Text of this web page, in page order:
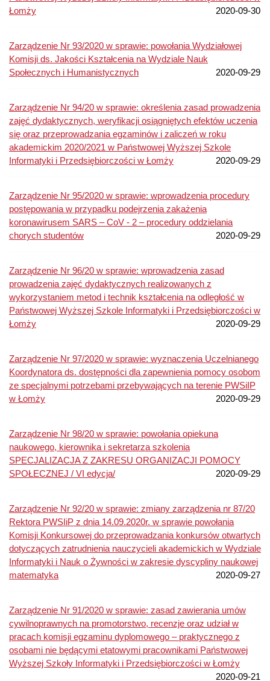
Łomży
2020-09-30
Zarządzenie Nr 93/2020 w sprawie: powołania Wydziałowej
Komisji ds. Jakości Kształcenia na Wydziale Nauk
Społecznych i Humanistycznych
2020-09-29
Zarządzenie Nr 94/20 w sprawie: określenia zasad prowadzenia
zajęć dydaktycznych, weryfikacji osiągniętych efektów uczenia
się oraz przeprowadzania egzaminów i zaliczeń w roku
akademickim 2020/2021 w Państwowej Wyższej Szkole
Informatyki i Przedsiębiorczości w Łomży
2020-09-29
Zarządzenie Nr 95/2020 w sprawie: wprowadzenia procedury
postępowania w przypadku podejrzenia zakażenia
koronawirusem SARS – CoV - 2 – procedury oddzielania
chorych studentów
2020-09-29
Zarządzenie Nr 96/20 w sprawie: wprowadzenia zasad
prowadzenia zajęć dydaktycznych realizowanych z
wykorzystaniem metod i technik kształcenia na odległość w
Państwowej Wyższej Szkole Informatyki i Przedsiębiorczości w
Łomży
2020-09-29
Zarządzenie Nr 97/2020 w sprawie: wyznaczenia Uczelnianego
Koordynatora ds. dostępności dla zapewnienia pomocy osobom
ze specjalnymi potrzebami przebywających na terenie PWSiIP
w Łomży
2020-09-29
Zarządzenie Nr 98/20 w sprawie: powołania opiekuna
naukowego, kierownika i sekretarza szkolenia
SPECJALIZACJA Z ZAKRESU ORGANIZACJI POMOCY
SPOŁECZNEJ / VI edycja/
2020-09-29
Zarządzenie Nr 92/20 w sprawie: zmiany zarządzenia nr 87/20
Rektora PWSIiP z dnia 14.09.2020r. w sprawie powołania
Komisji Konkursowej do przeprowadzania konkursów otwartych
dotyczących zatrudnienia nauczycieli akademickich w Wydziale
Informatyki i Nauk o Żywności w zakresie dyscypliny naukowej
matematyka
2020-09-27
Zarządzenie Nr 91/2020 w sprawie: zasad zawierania umów
cywilnoprawnych na promotorstwo, recenzje oraz udział w
pracach komisji egzaminu dyplomowego – praktycznego z
osobami nie będącymi etatowymi pracownikami Państwowej
Wyższej Szkoły Informatyki i Przedsiębiorczości w Łomży
2020-09-21